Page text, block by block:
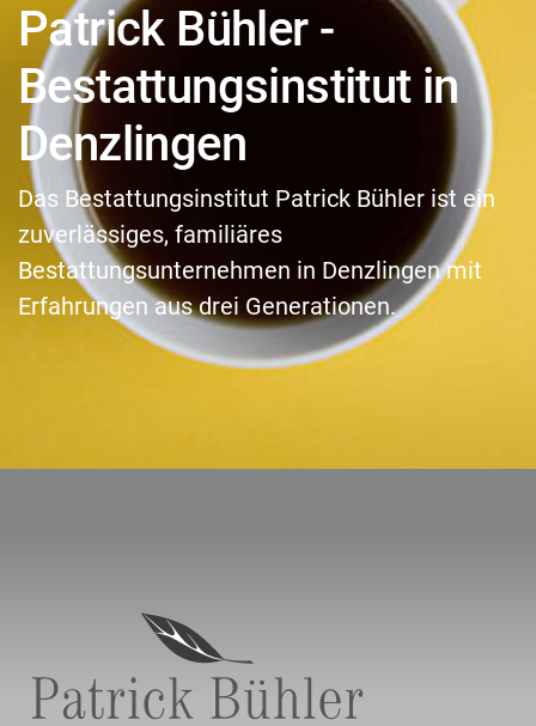
Patrick Bühler -
Bestattungsinstitut in
Denzlingen
Das Bestattungsinstitut Patrick Bühler ist ein
zuverlässiges, familiäres
Bestattungsunternehmen in Denzlingen mit
Erfahrungen aus drei Generationen.